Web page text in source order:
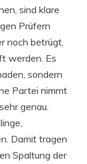
sind klare
Prüfern
noch betrügt,
werden. Es
sondern
Partei nimmt
genau.
Damit tragen
Spaltung der